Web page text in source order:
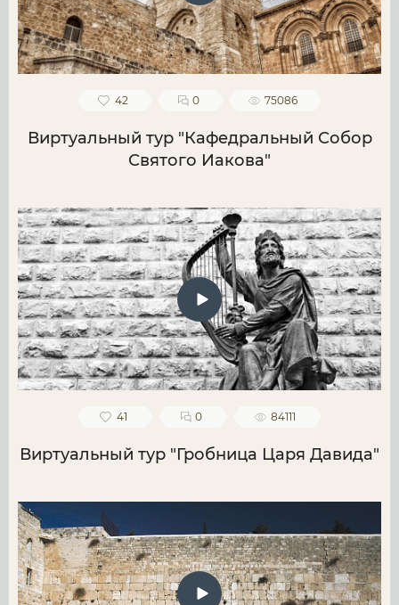
42 0 75086
Виртуальный тур "Кафедральный Собор
Святого Иакова"
41 0 84111
Виртуальный тур "Гробница Царя Давида"